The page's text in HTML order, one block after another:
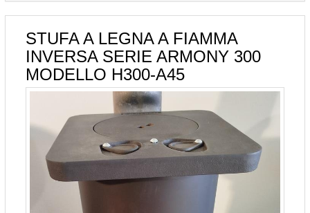
STUFA A LEGNA A FIAMMA
INVERSA SERIE ARMONY 300
MODELLO H300-A45